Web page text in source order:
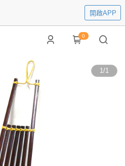
開啟APP
0
1/1